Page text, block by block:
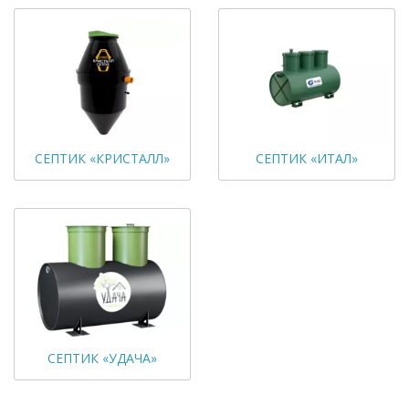
СЕПТИК «КРИСТАЛЛ» СЕПТИК «ИТАЛ»
СЕПТИК «УДАЧА»